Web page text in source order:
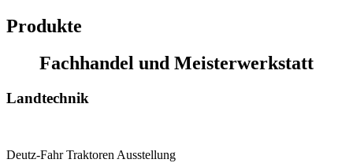
Produkte
Fachhandel und Meisterwerkstatt
Landtechnik
Deutz-Fahr Traktoren Ausstellung